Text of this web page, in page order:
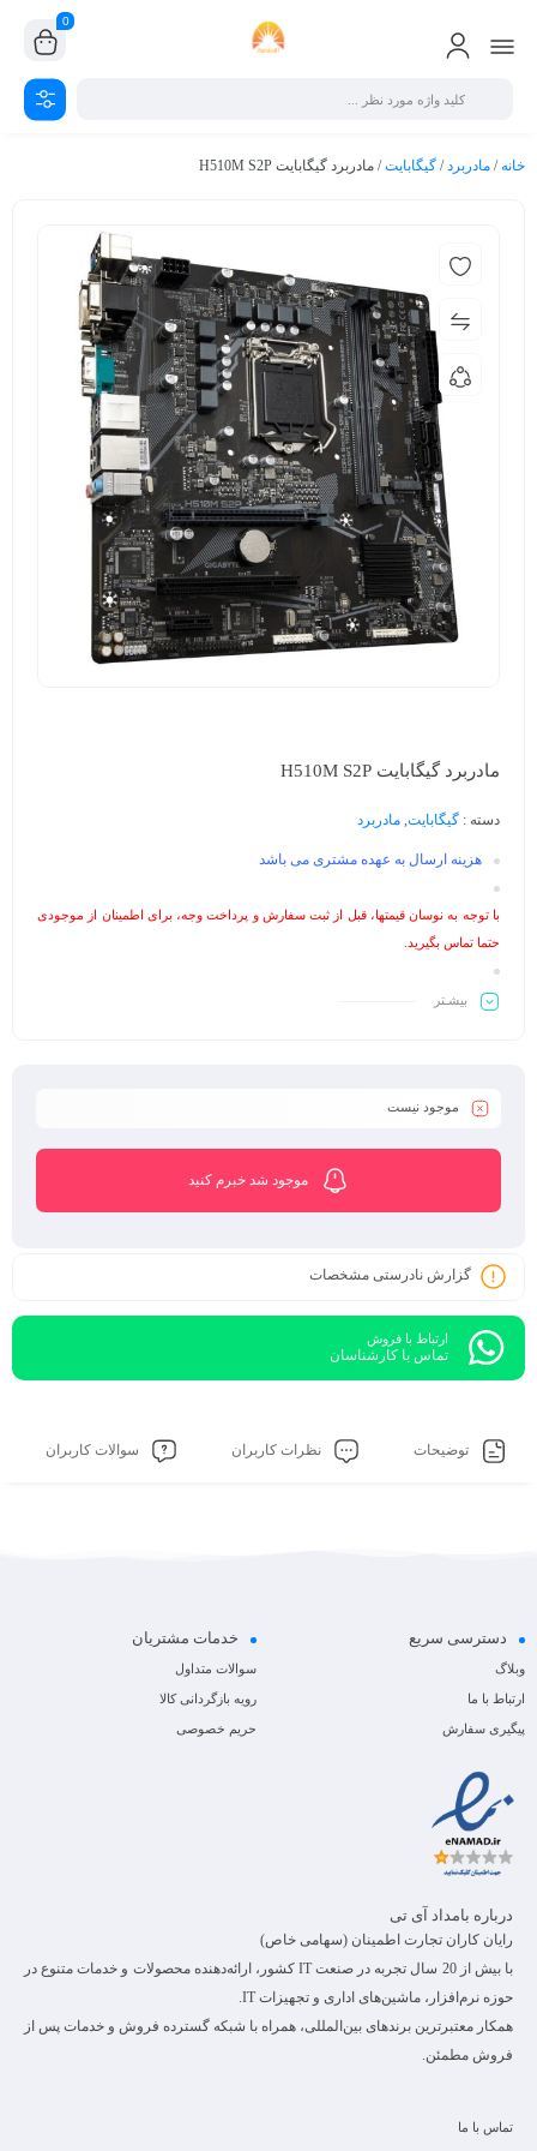
0
خانه/ مادربرد/ گیگابایت/ مادربرد گیگابایت H510M S2P
مادربرد گیگابایت H510M S2P
دسته : گیگابایت, مادربرد
هزینه ارسال به عهده مشتری می باشد
با توجه به نوسان قیمتها، قبل از ثبت سفارش و پرداخت وجه، برای اطمینان از موجودی
حتما تماس بگیرید.
بیشـتر
موجود نیست
موجود شد خبرم کنید
گزارش نادرستی مشخصات
ارتباط با فروش
تماس با کارشناسان
توضیحات نظرات کاربران سوالات کاربران
دسترسی سریع
وبلاگ
ارتباط با ما
پیگیری سفارش
خدمات مشتریان
سوالات متداول
رویه بازگردانی کالا
حریم خصوصی
درباره بامداد آی تی
رایان کاران تجارت اطمینان (سهامی خاص)
با بیش از 20 سال تجربه در صنعت IT کشور، ارائه‌دهنده محصولات و خدمات متنوع در
حوزه نرم‌افزار، ماشین‌های اداری و تجهیزات IT.
همکار معتبرترین برندهای بین‌المللی، همراه با شبکه گسترده فروش و خدمات پس از
فروش مطمئن.
تماس با ما